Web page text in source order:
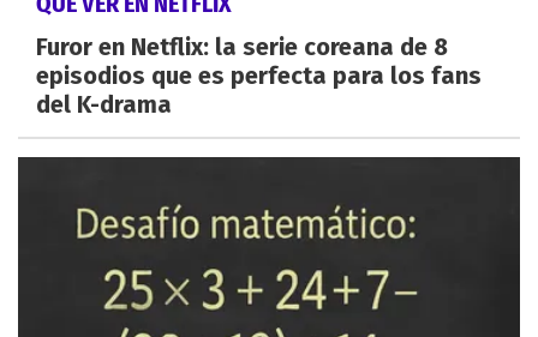
Furor en Netflix: la serie coreana de 8
episodios que es perfecta para los fans
del K-drama